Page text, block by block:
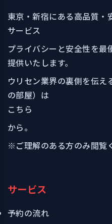
東京・新宿にある高品質
サービス
プライバシーと安全性を
提供いたします。
ウリセン業界の裏側を伝
の部屋）は
こちら
から。
※ご理解のある方のみ閲覧
サービス
予約の流れ